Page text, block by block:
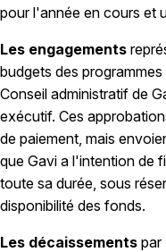
pour l'année en cours et
Les engagements
budgets des
Conseil administratif de
exécutif. Ces
de paiement, mais
que Gavi a l'intention de
toute sa durée, sous
disponibilité des fonds.
Les décaissements par